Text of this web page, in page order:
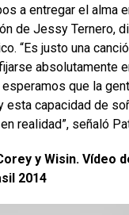
a entregar el alma
de Jessy Ternero,
“Es justo una
absolutamente
que la
esta capacidad de
realidad”, señaló
y Wisin. Vídeo
2014